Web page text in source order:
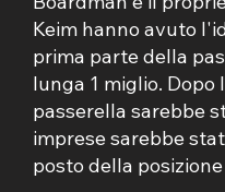
Keim hanno avuto
prima parte della
lunga 1 miglio. Dopo
passerella sarebbe
imprese sarebbe
posto della